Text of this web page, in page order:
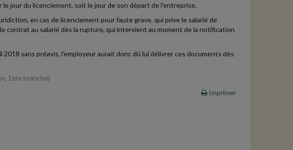
jour du licenciement, soit le jour de son départ de l'entreprise.
en cas de licenciement pour faute grave, qui prive le salarié de
contrat au salarié dès la rupture, qui intervient au moment de la notification
sans préavis, l'employeur aurait donc dû lui délivrer ces documents dès
1ère branche)
Imprimer